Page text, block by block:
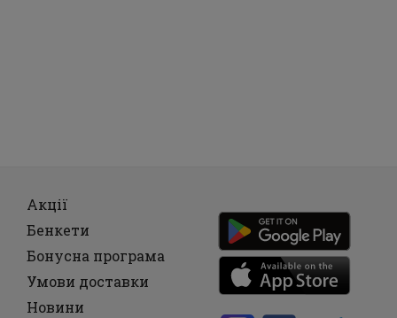
Акції
Бенкети
Бонусна програма
Умови доставки
Новини